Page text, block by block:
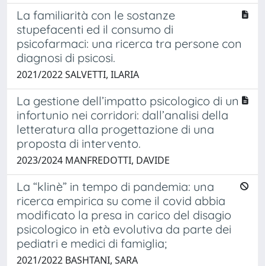
La familiarità con le sostanze
stupefacenti ed il consumo di
psicofarmaci: una ricerca tra persone con
diagnosi di psicosi.
2021/2022 SALVETTI, ILARIA
La gestione dell’impatto psicologico di un
infortunio nei corridori: dall’analisi della
letteratura alla progettazione di una
proposta di intervento.
2023/2024 MANFREDOTTI, DAVIDE
La “klinè” in tempo di pandemia: una
ricerca empirica su come il covid abbia
modificato la presa in carico del disagio
psicologico in età evolutiva da parte dei
pediatri e medici di famiglia;
2021/2022 BASHTANI, SARA